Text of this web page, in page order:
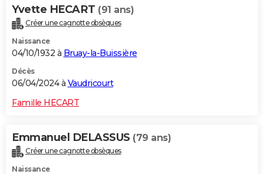
Yvette HECART (91 ans)
Créer une cagnotte obsèques
Naissance
04/10/1932 à Bruay-la-Buissière
Décès
06/04/2024 à Vaudricourt
Famille HECART
Emmanuel DELASSUS (79 ans)
Créer une cagnotte obsèques
Naissance